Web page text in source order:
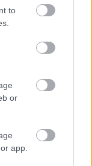
to
or
app.